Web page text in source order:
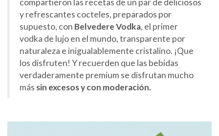
compartieron las recetas de un par de deliciosos
y refrescantes cocteles, preparados por
supuesto, con Belvedere Vodka, el primer
vodka de lujo en el mundo, transparente por
naturaleza e inigualablemente cristalino. ¡Que
los disfruten! Y recuerden que las bebidas
verdaderamente premium se disfrutan mucho
más sin excesos y con moderación.